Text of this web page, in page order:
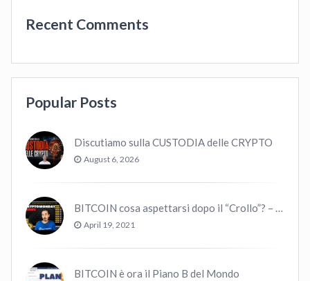
Recent Comments
Popular Posts
Discutiamo sulla CUSTODIA delle CRYPTO
August 6, 2026
BITCOIN cosa aspettarsi dopo il “Crollo”? – CryptoMonday NEWS w16/’21
April 19, 2021
BITCOIN è ora il Piano B del Mondo